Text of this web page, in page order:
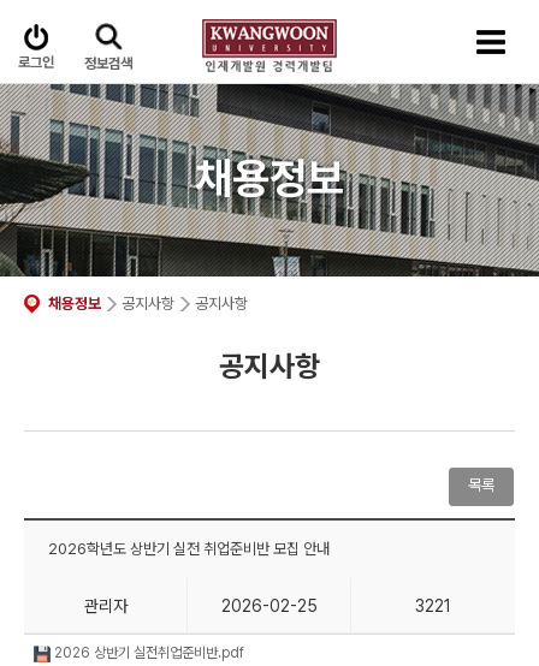
로그인 정보검색
채용정보
채용정보 공지사항 공지사항
공지사항
목록
2026학년도 상반기 실전 취업준비반 모집 안내
관리자 2026-02-25 3221
2026 상반기 실전취업준비반.pdf